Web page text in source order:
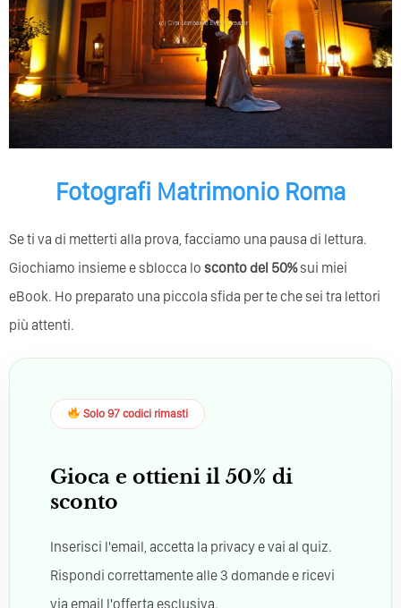
Fotografi Matrimonio Roma
Se ti va di metterti alla prova, facciamo una pausa di lettura.
Giochiamo insieme e sblocca lo sconto del 50%sui miei
eBook. Ho preparato una piccola sfida per te che sei tra lettori
più attenti.
Solo 97 codici rimasti
Gioca e ottieni il 50% di
sconto
Inserisci l'email, accetta la privacy e vai al quiz.
Rispondi correttamente alle 3 domande e ricevi
via email l'offerta esclusiva.